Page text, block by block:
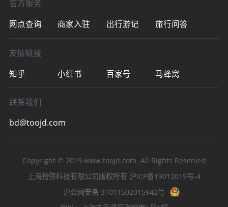
官方服务
网点查询
商家入驻 出行游记 旅行问答
友情链接
知乎
小红书 百家号 马蜂窝
联系我们
bd@toojd.com
Copyright © 2019 www.toojd.com. All Rights Reserved
上海拾弥科技有限公司版权所有 沪ICP备19012019号-4
沪公网安备 31011502015942号